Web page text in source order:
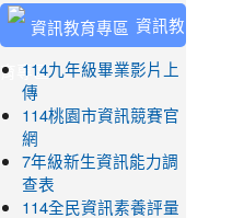
資訊教
育專區114九年級畢業影片上
傳
114桃園市資訊競賽官
網
7年級新生資訊能力調
查表
114全民資訊素養評量